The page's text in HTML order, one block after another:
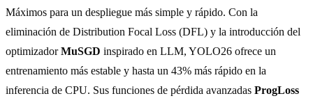
Máximos para un despliegue más simple y rápido. Con la
eliminación de Distribution Focal Loss (DFL) y la introducción del
optimizadorMuSGD inspirado en LLM, YOLO26 ofrece un
entrenamiento más estable y hasta un 43% más rápido en la
inferencia de CPU. Sus funciones de pérdida avanzadas ProgLoss